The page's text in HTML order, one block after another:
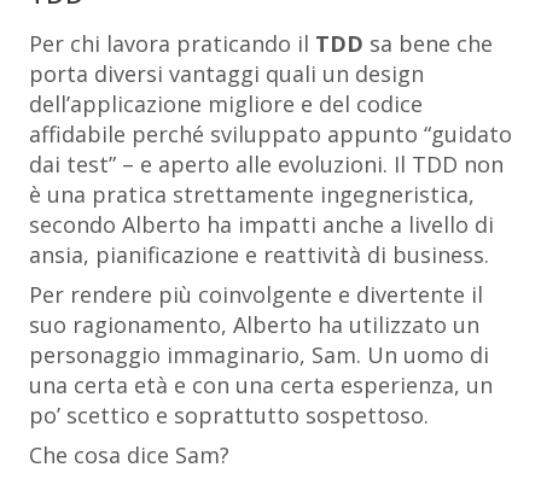
Per chi lavora praticando il TDD sa bene che
porta diversi vantaggi quali un design
dell’applicazione migliore e del codice
affidabile perché sviluppato appunto “guidato
dai test” – e aperto alle evoluzioni. Il TDD non
è una pratica strettamente ingegneristica,
secondo Alberto ha impatti anche a livello di
ansia, pianificazione e reattività di business.
Per rendere più coinvolgente e divertente il
suo ragionamento, Alberto ha utilizzato un
personaggio immaginario, Sam. Un uomo di
una certa età e con una certa esperienza, un
po’ scettico e soprattutto sospettoso.
Che cosa dice Sam?